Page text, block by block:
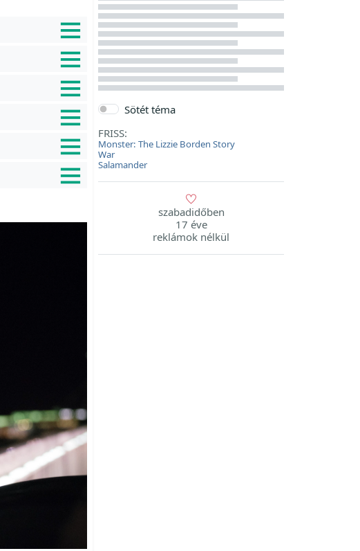
Sötét téma
FRISS:
Monster: The Lizzie Borden Story
War
Salamander
szabadidőben
17 éve
reklámok nélkül